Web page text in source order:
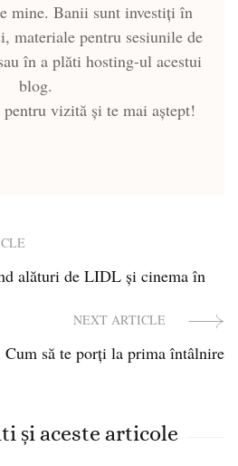
mine. Banii sunt investiți în
materiale pentru sesiunile de
în a plăti hosting-ul acestui
blog.
vizită și te mai aștept!
alături de LIDL și cinema în
NEXT ARTICLE
Cum să te porți la prima întâlnire
și aceste articole